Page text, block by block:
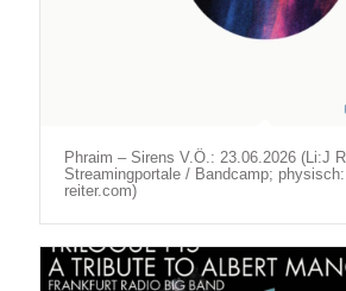
Phraim – Sirens V.Ö.: 23.06.2026 (Li:J
Streamingportale / Bandcamp;
reiter.com)